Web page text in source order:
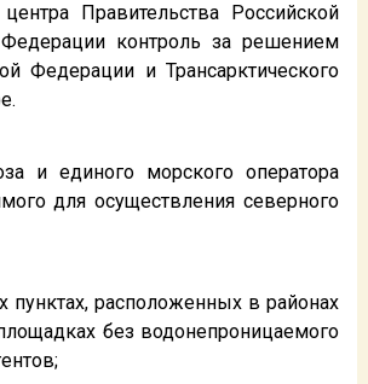
Правительства Российской
контроль за решением
Федерации и Трансарктического
и единого морского оператора
для осуществления северного
расположенных в районах
без водонепроницаемого